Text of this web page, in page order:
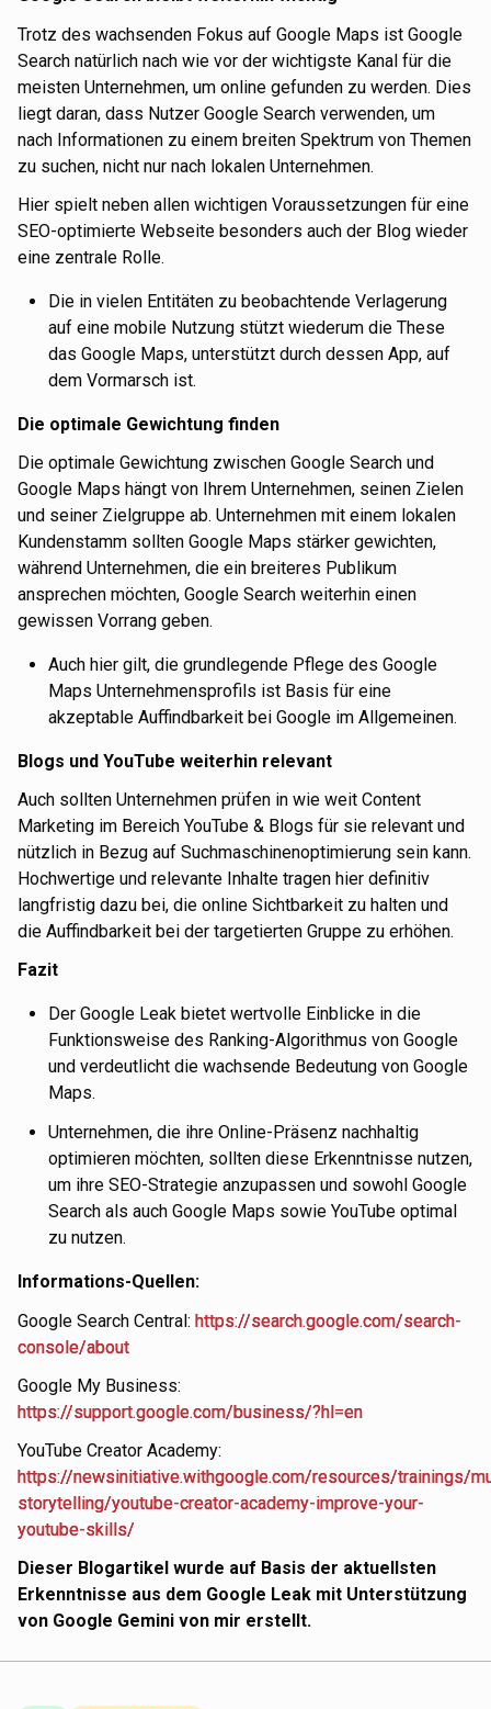
Trotz des wachsenden Fokus auf Google Maps ist Google
Search natürlich nach wie vor der wichtigste Kanal für die
meisten Unternehmen, um online gefunden zu werden. Dies
liegt daran, dass Nutzer Google Search verwenden, um
nach Informationen zu einem breiten Spektrum von Themen
zu suchen, nicht nur nach lokalen Unternehmen.
Hier spielt neben allen wichtigen Voraussetzungen für eine
SEO-optimierte Webseite besonders auch der Blog wieder
eine zentrale Rolle.
Die in vielen Entitäten zu beobachtende Verlagerung
auf eine mobile Nutzung stützt wiederum die These
das Google Maps, unterstützt durch dessen App, auf
dem Vormarsch ist.
Die optimale Gewichtung finden
Die optimale Gewichtung zwischen Google Search und
Google Maps hängt von Ihrem Unternehmen, seinen Zielen
und seiner Zielgruppe ab. Unternehmen mit einem lokalen
Kundenstamm sollten Google Maps stärker gewichten,
während Unternehmen, die ein breiteres Publikum
ansprechen möchten, Google Search weiterhin einen
gewissen Vorrang geben.
Auch hier gilt, die grundlegende Pflege des Google
Maps Unternehmensprofils ist Basis für eine
akzeptable Auffindbarkeit bei Google im Allgemeinen.
Blogs und YouTube weiterhin relevant
Auch sollten Unternehmen prüfen in wie weit Content
Marketing im Bereich YouTube & Blogs für sie relevant und
nützlich in Bezug auf Suchmaschinenoptimierung sein kann.
Hochwertige und relevante Inhalte tragen hier definitiv
langfristig dazu bei, die online Sichtbarkeit zu halten und
die Auffindbarkeit bei der targetierten Gruppe zu erhöhen.
Fazit
Der Google Leak bietet wertvolle Einblicke in die
Funktionsweise des Ranking-Algorithmus von Google
und verdeutlicht die wachsende Bedeutung von Google
Maps.
Unternehmen, die ihre Online-Präsenz nachhaltig
optimieren möchten, sollten diese Erkenntnisse nutzen,
um ihre SEO-Strategie anzupassen und sowohl Google
Search als auch Google Maps sowie YouTube optimal
zu nutzen.
Informations-Quellen:
Google Search Central: https://search.google.com/search-
console/about
Google My Business:
https://support.google.com/business/?hl=en
YouTube Creator Academy:
https://newsinitiative.withgoogle.com/resources/trainings/
storytelling/youtube-creator-academy-improve-your-
youtube-skills/
Dieser Blogartikel wurde auf Basis der aktuellsten
Erkenntnisse aus dem Google Leak mit Unterstützung
von Google Gemini von mir erstellt.